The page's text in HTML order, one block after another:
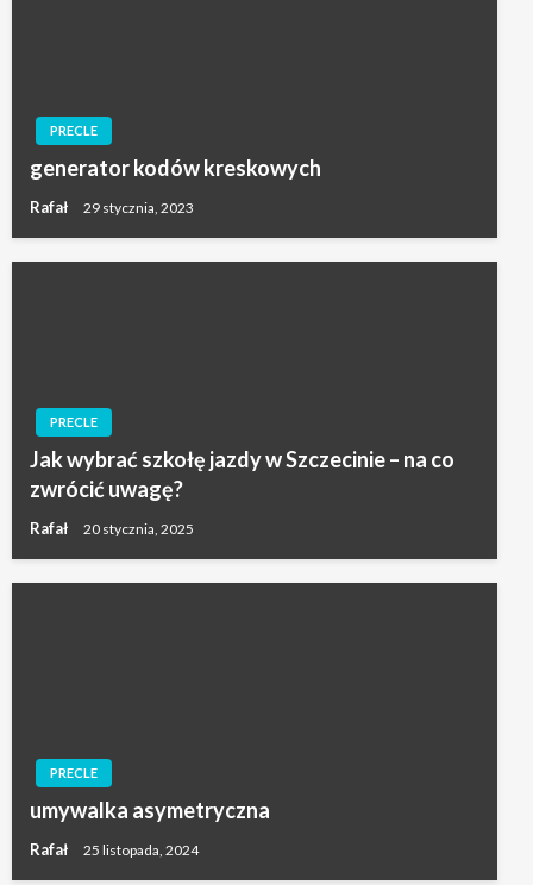
PRECLE
generator kodów kreskowych
Rafał 29 stycznia, 2023
PRECLE
Jak wybrać szkołę jazdy w Szczecinie – na co
zwrócić uwagę?
Rafał 20 stycznia, 2025
PRECLE
umywalka asymetryczna
Rafał 25 listopada, 2024